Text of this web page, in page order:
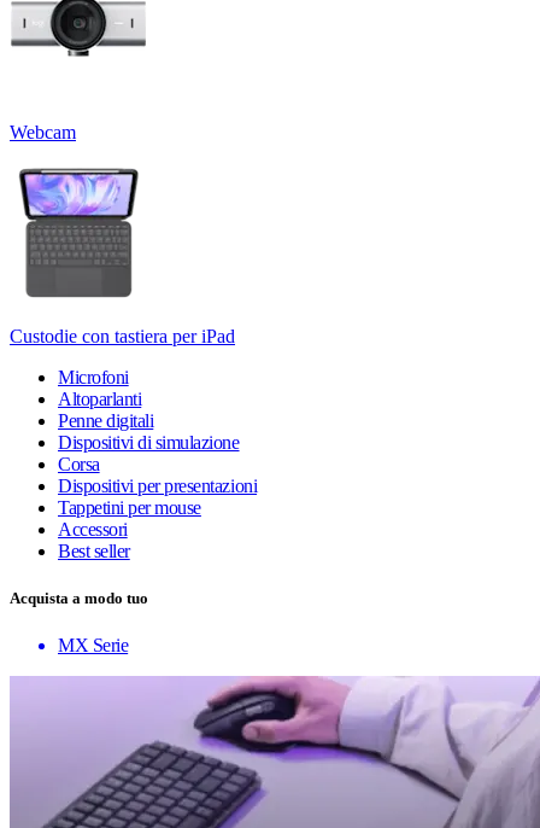
Webcam
Custodie con tastiera per iPad
Microfoni
Altoparlanti
Penne digitali
Dispositivi di simulazione
Corsa
Dispositivi per presentazioni
Tappetini per mouse
Accessori
Best seller
Acquista a modo tuo
MX Serie